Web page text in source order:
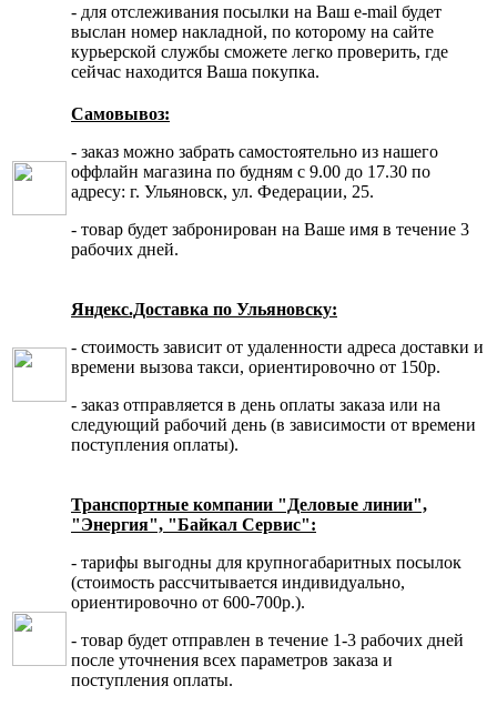
- для отслеживания посылки на Ваш e-mail будет
выслан номер накладной, по которому на сайте
курьерской службы сможете легко проверить, где
сейчас находится Ваша покупка.
Самовывоз:
- заказ можно забрать самостоятельно из нашего
оффлайн магазина по будням с 9.00 до 17.30 по
адресу: г. Ульяновск, ул. Федерации, 25.
- товар будет забронирован на Ваше имя в течение 3
рабочих дней.
Яндекс.Доставка по Ульяновску:
- стоимость зависит от удаленности адреса доставки и
времени вызова такси, ориентировочно от 150р.
- заказ отправляется в день оплаты заказа или на
следующий рабочий день (в зависимости от времени
поступления оплаты).
Транспортные компании "Деловые линии",
"Энергия", "Байкал Сервис":
- тарифы выгодны для крупногабаритных посылок
(стоимость рассчитывается индивидуально,
ориентировочно от 600-700р.).
- товар будет отправлен в течение 1-3 рабочих дней
после уточнения всех параметров заказа и
поступления оплаты.